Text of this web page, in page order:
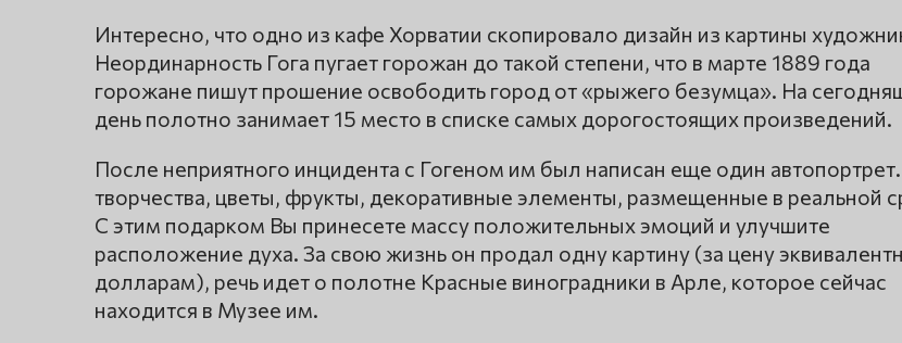
Интересно, что одно из кафе Хорватии скопировало дизайн из картины
Неординарность Гога пугает горожан до такой степени, что в марте 1889 года
горожане пишут прошение освободить город от «рыжего безумца». На
день полотно занимает 15 место в списке самых дорогостоящих произведений.
После неприятного инцидента с Гогеном им был написан еще один автопортрет.
творчества, цветы, фрукты, декоративные элементы, размещенные в реальной
С этим подарком Вы принесете массу положительных эмоций и улучшите
расположение духа. За свою жизнь он продал одну картину (за цену
долларам), речь идет о полотне Красные виноградники в Арле, которое сейчас
находится в Музее им.